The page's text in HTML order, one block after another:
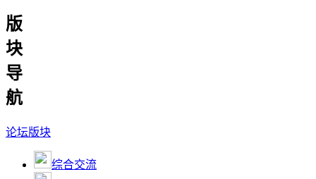
版
块
导
航
论坛版块
综合交流